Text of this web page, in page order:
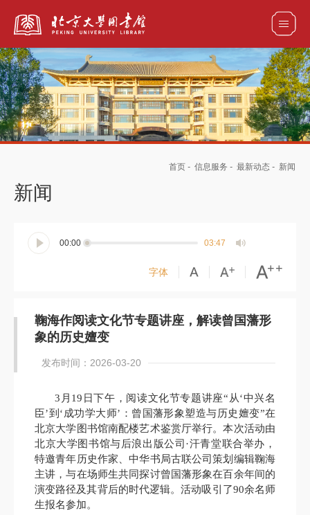
全部资源
首页 - 信息服务 - 最新动态 - 新闻
新闻
00:00 03:47
字体
鞠海作阅读文化节专题讲座，解读曾国藩形
象的历史嬗变
发布时间：2026-03-20
3 月19日下午，阅读文化节专题讲座“从‘中兴名
臣’到‘成功学大师’：曾国藩形象塑造与历史嬗变”在
北京大学图书馆南配楼艺术鉴赏厅举行。本次活动由
北京大学图书馆与后浪出版公司·汗青堂联合举办，
特邀青年历史作家、中华书局古联公司策划编辑鞠海
主讲，与在场师生共同探讨曾国藩形象在百余年间的
演变路径及其背后的时代逻辑。活动吸引了90余名师
生报名参加。